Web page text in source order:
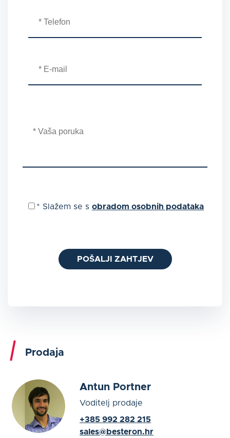
* Slažem se s obradom osobnih podataka
POŠALJI ZAHTJEV
Prodaja
Antun Portner
Voditelj prodaje
+385 992 282 215
sales@besteron.hr